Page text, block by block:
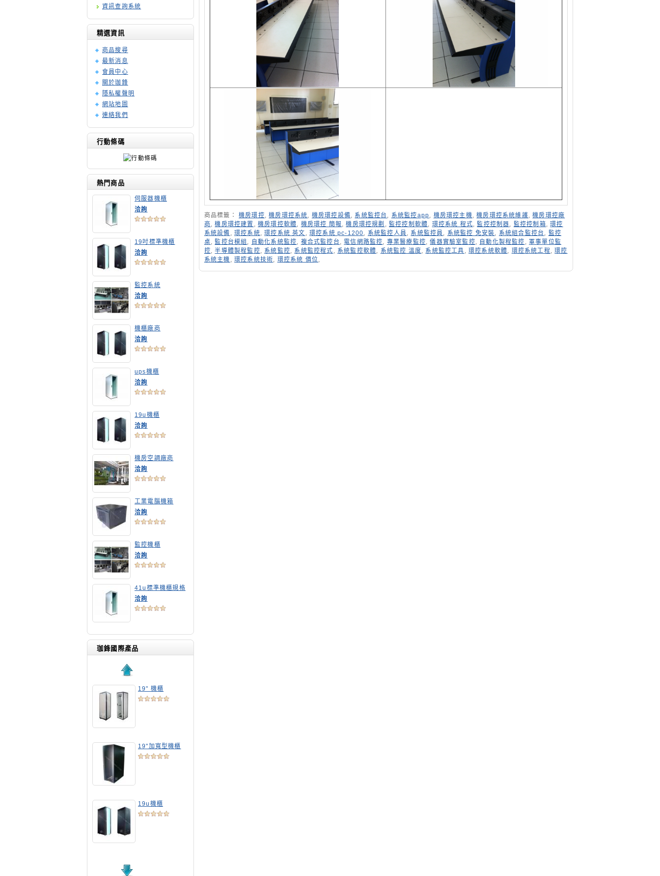
資訊查詢系統
精選資訊
商品搜尋
最新消息
會員中心
關於珈鋒
隱私權聲明
網站地圖
連絡我們
行動條碼
熱門商品
伺服器機櫃
洽詢
19吋標準機櫃
洽詢
監控系統
洽詢
機櫃廠商
洽詢
ups機櫃
洽詢
19u機櫃
洽詢
機房空調廠商
洽詢
工業電腦機箱
洽詢
監控機櫃
洽詢
41u標準機櫃規格
洽詢
珈鋒國際產品
19" 機櫃
19"加寬型機櫃
19u機櫃
商品標籤： 機房環控,機房環控系統, 機房環控設備, 系統監控台 , 系統監控app, 機房環控主機,機房環控系統維護,機房環控廠
商 ,機房環控建置 ,機房環控軟體, 機房環控 簡報 ,機房環控規劃 , 監控控制軟體, 環控系統 程式, 監控控制器, 監控控制箱 ,環控
系統設備 ,環控系統,環控系統 英文 ,環控系統 pc-1200, 系統監控人員 , 系統監控員 , 系統監控 免安裝, 系統組合監控台 , 監控
桌, 監控台模組 , 自動化系統監控, 複合式監控台 , 電信網路監控, 專業醫療監控,儀器實驗室監控, 自動化製程監控 ,軍事單位監
控,半導體製程監控, 系統監控, 系統監控程式 , 系統監控軟體, 系統監控 溫度, 系統監控工具 ,環控系統軟體, 環控系統工程 ,環控
系統主機 ,環控系統技術, 環控系統 價位,